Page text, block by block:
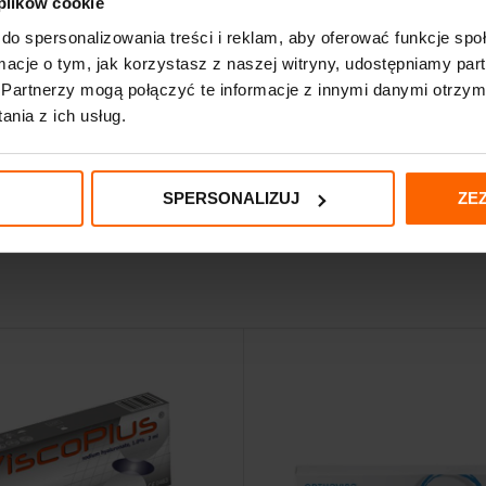
spersonalizowania treści i reklam, aby oferować funkcje
o tym, jak korzystasz z naszej witryny, udostępniamy
mogą połączyć te informacje z innymi danymi
z ich usług.
SPERSONALIZUJ
technikach wstrzykiwania środków do przestrzeni
się środki ostrożności typowe dla wszelkich procedur
zabieg personel medyczny.Nie należy podawać nadmiernej
wstrzykiwania środka, zabieg należy przerwać i wyciągnąć
preparatu może spowodować przeniesienie czynników zakaźnych,